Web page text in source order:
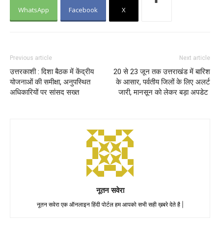
WhatsApp Facebook X
Previous article
उत्तरकाशी : दिशा बैठक में केंद्रीय
योजनाओं की समीक्षा, अनुपस्थित
अधिकारियों पर सांसद सख्त
Next article
20 से 23 जून तक उत्तराखंड में बारिश
के आसार, पर्वतीय जिलों के लिए अलर्ट
जारी, मानसून को लेकर बड़ा अपडेट
नूतन सवेरा
नूतन सवेरा एक ऑनलाइन हिंदी पोर्टल हम आपको सभी सही ख़बरे देते है |